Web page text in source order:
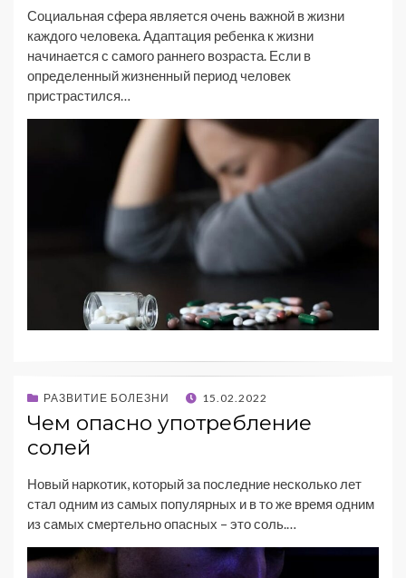
Социальная сфера является очень важной в жизни
каждого человека. Адаптация ребенка к жизни
начинается с самого раннего возраста. Если в
определенный жизненный период человек
пристрастился…
РАЗВИТИЕ БОЛЕЗНИ 15.02.2022
Чем опасно употребление
солей
Новый наркотик, который за последние несколько лет
стал одним из самых популярных и в то же время одним
из самых смертельно опасных – это соль.…